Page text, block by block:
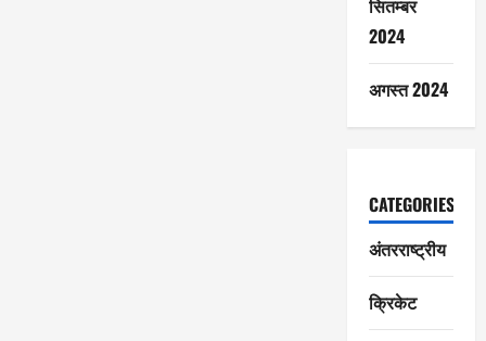
सितम्बर
2024
अगस्त 2024
CATEGORIES
अंतरराष्ट्रीय
क्रिकेट